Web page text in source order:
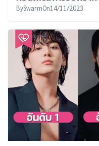
BySwarmOn14/11/2023